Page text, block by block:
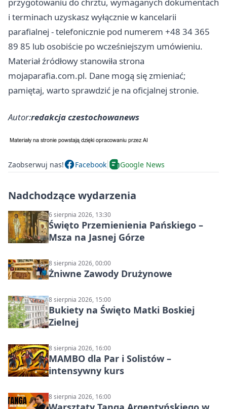
przygotowaniu do chrztu, wymaganych dokumentach
i terminach uzyskasz wyłącznie w kancelarii
parafialnej - telefonicznie pod numerem +48 34 365
89 85 lub osobiście po wcześniejszym umówieniu.
Materiał źródłowy stanowiła strona
mojaparafia.com.pl. Dane mogą się zmieniać;
pamiętaj, warto sprawdzić je na oficjalnej stronie.
Autor:redakcja czestochowanews
Zaobserwuj nas! Facebook Google News
Nadchodzące wydarzenia
6 sierpnia 2026, 13:30
Święto Przemienienia Pańskiego –
Msza na Jasnej Górze
8 sierpnia 2026, 00:00
Żniwne Zawody Drużynowe
8 sierpnia 2026, 15:00
Bukiety na Święto Matki Boskiej
Zielnej
8 sierpnia 2026, 16:00
MAMBO dla Par i Solistów –
intensywny kurs
8 sierpnia 2026, 16:00